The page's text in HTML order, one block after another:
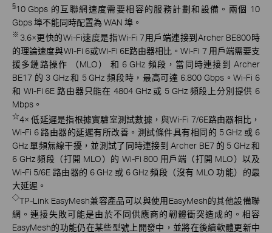
§10 Gbps 的互聯網速度需要相容的服務計劃和設備。兩個 10
Gbps 埠不能同時配置為 WAN 埠。
※ 3.6×更快的Wi-Fi速度是指Wi-Fi 7用戶端連接到Archer BE800時
的理論速度與Wi-Fi 6或Wi-Fi 6E路由器相比。Wi-Fi 7 用戶端需要支
援多鏈路操作 （MLO） 和 6 GHz 頻段，當同時連接到 Archer
BE17 的 3 GHz 和 5 GHz 頻段時，最高可達 6.800 Gbps。Wi-Fi 6
和 Wi-Fi 6E 路由器只能在 4804 GHz 或 5 GHz 頻段上分別提供 6
Mbps。
☆4× 低延遲是指根據實驗室測試數據，與Wi-Fi 7/6E路由器相比，
Wi-Fi 6 路由器的延遲有所改善。測試條件具有相同的 5 GHz 或 6
GHz 單頻無線干擾，並測試了同時連接到 Archer BE7 的 5 GHz 和
6 GHz 頻段（打開 MLO）的 Wi-Fi 800 用戶端（打開 MLO）以及
Wi-Fi 5/6E 路由器的 6 GHz 或 6 GHz 頻段（沒有 MLO 功能）的最
大延遲。
◇TP-Link EasyMesh兼容產品可以與使用EasyMesh的其他設備聯
網。連接失敗可能是由於不同供應商的韌體衝突造成的。相容
EasyMesh的功能仍在某些型號上開發中，並將在後續軟體更新中